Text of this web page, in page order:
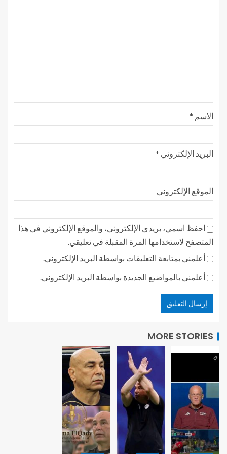
الاسم *
البريد الإلكتروني *
الموقع الإلكتروني
احفظ اسمي، بريدي الإلكتروني، والموقع الإلكتروني في هذا
المتصفح لاستخدامها المرة المقبلة في تعليقي.
أعلمني بمتابعة التعليقات بواسطة البريد الإلكتروني.
أعلمني بالمواضيع الجديدة بواسطة البريد الإلكتروني.
MORE STORIES